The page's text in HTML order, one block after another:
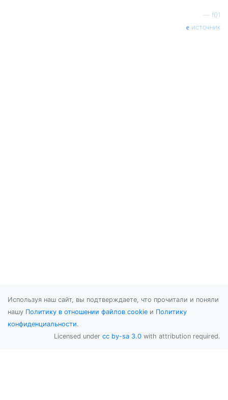
f01
источник
Используя наш сайт, вы подтверждаете, что прочитали и поняли
нашу Политику в отношении файлов cookie и Политику
конфиденциальности.
Licensed under cc by-sa 3.0 with attribution required.